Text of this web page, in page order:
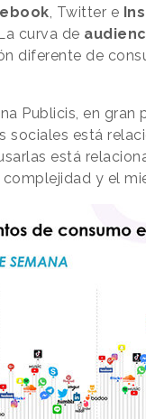
, Twitter e
curva de
diferente de
Publicis, en gran
sociales está
está
y el